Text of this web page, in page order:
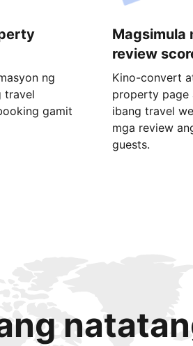
ng
travel
gamit
Magsimula
review
Kino-convert
property page
ibang travel
mga review
guests.